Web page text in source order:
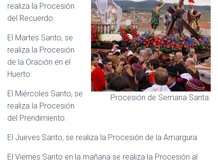
Procesión de Semana Santa.
realiza la Procesión
del Recuerdo.
El Martes Santo, se
realiza la Procesión
de la Oración en el
Huerto.
El Miércoles Santo, se
realiza la Procesión
del Prendimiento.
El Jueves Santo, se realiza la Procesión de la Amargura.
El Viernes Santo en la mañana se realiza la Procesión al